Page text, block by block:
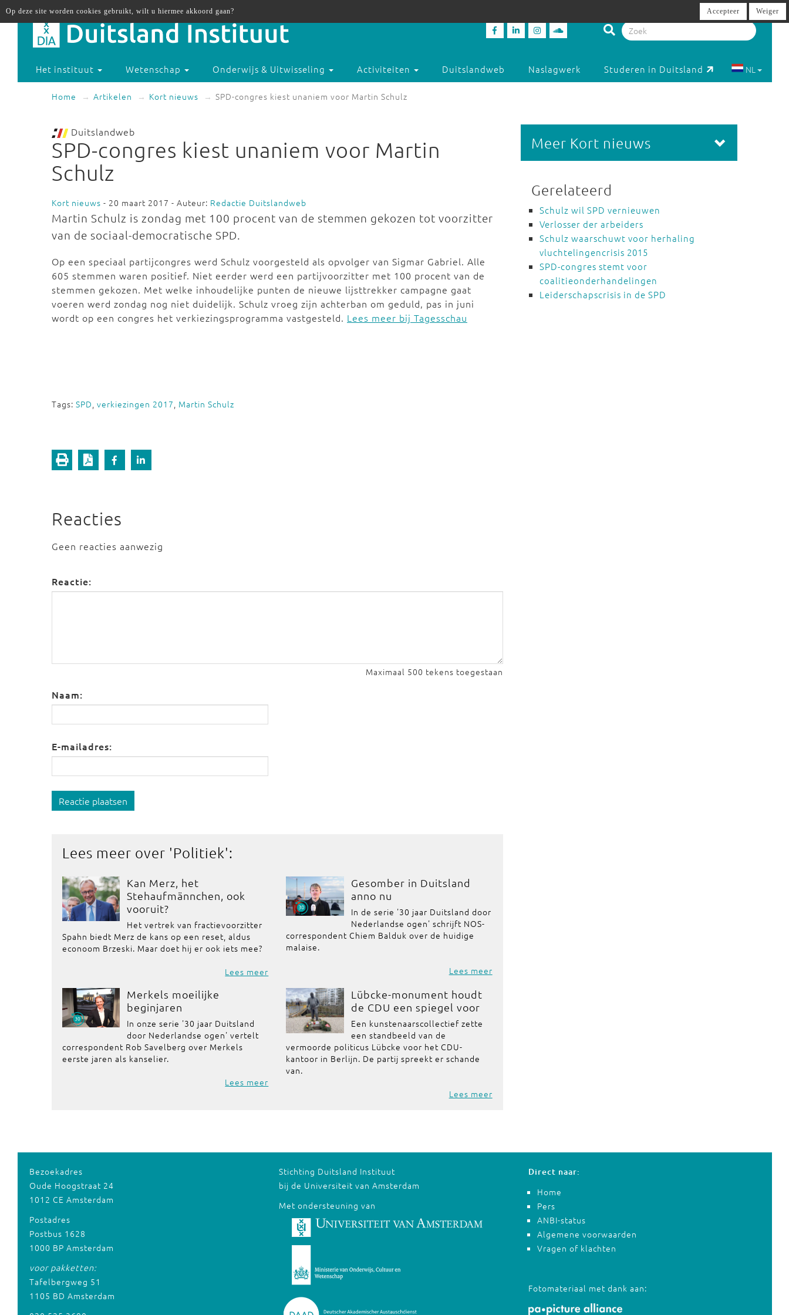
Het instituut Wetenschap Onderwijs & Uitwisseling Activiteiten Duitslandweb Naslagwerk Studeren in Duitsland NL
Home Artikelen Kort nieuws SPD-congres kiest unaniem voor Martin Schulz
Duitslandweb
SPD-congres kiest unaniem voor Martin
Schulz
Kort nieuws - 20 maart 2017 - Auteur: Redactie Duitslandweb
Martin Schulz is zondag met 100 procent van de stemmen gekozen tot voorzitter
van de sociaal-democratische SPD.
Op een speciaal partijcongres werd Schulz voorgesteld als opvolger van Sigmar Gabriel. Alle
605 stemmen waren positief. Niet eerder werd een partijvoorzitter met 100 procent van de
stemmen gekozen. Met welke inhoudelijke punten de nieuwe lijsttrekker campagne gaat
voeren werd zondag nog niet duidelijk. Schulz vroeg zijn achterban om geduld, pas in juni
wordt op een congres het verkiezingsprogramma vastgesteld. Lees meer bij Tagesschau
Tags: SPD, verkiezingen 2017, Martin Schulz
Reacties
Geen reacties aanwezig
Reactie:
Maximaal 500 tekens toegestaan
Naam:
E-mailadres:
Reactie plaatsen
Lees meer over 'Politiek':
Kan Merz, het
Stehaufmännchen, ook
vooruit?
Het vertrek van fractievoorzitter
Spahn biedt Merz de kans op een reset, aldus
econoom Brzeski. Maar doet hij er ook iets mee?
Lees meer
Gesomber in Duitsland
anno nu
In de serie '30 jaar Duitsland door
Nederlandse ogen' schrijft NOS-
correspondent Chiem Balduk over de huidige
malaise.
Lees meer
Merkels moeilijke
beginjaren
In onze serie '30 jaar Duitsland
door Nederlandse ogen' vertelt
correspondent Rob Savelberg over Merkels
eerste jaren als kanselier.
Lees meer
Lübcke-monument houdt
de CDU een spiegel voor
Een kunstenaarscollectief zette
een standbeeld van de
vermoorde politicus Lübcke voor het CDU-
kantoor in Berlijn. De partij spreekt er schande
van.
Lees meer
Meer Kort nieuws
Gerelateerd
Schulz wil SPD vernieuwen
Verlosser der arbeiders
Schulz waarschuwt voor herhaling
vluchtelingencrisis 2015
SPD-congres stemt voor
coalitieonderhandelingen
Leiderschapscrisis in de SPD
Bezoekadres
Oude Hoogstraat 24
1012 CE Amsterdam
Postadres
Postbus 1628
1000 BP Amsterdam
voor pakketten:
Tafelbergweg 51
1105 BD Amsterdam
Stichting Duitsland Instituut
bij de Universiteit van Amsterdam
Met ondersteuning van
Direct naar:
Home
Pers
ANBI-status
Algemene voorwaarden
Vragen of klachten
Fotomateriaal met dank aan:
Op deze site worden cookies gebruikt, wilt u hiermee akkoord gaan? Accepteer Weiger